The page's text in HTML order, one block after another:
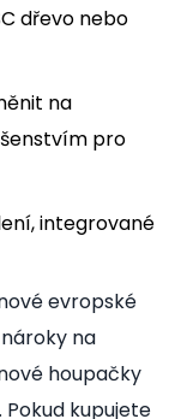
dřevo nebo
na
pro
integrované
evropské
na
houpačky
kupujete